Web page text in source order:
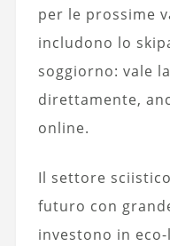
per le prossime
includono lo
soggiorno: vale
direttamente,
online.
Il settore
futuro con
investono in